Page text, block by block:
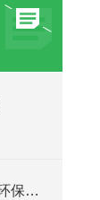
一体化养猪场废水处理设备环保局新要求